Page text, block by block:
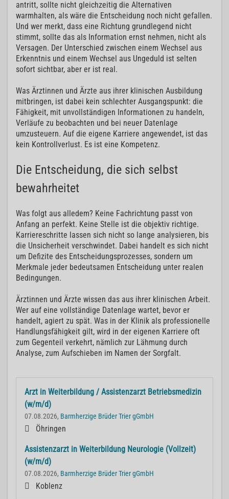
antritt, sollte nicht gleichzeitig die Alternativen
warmhalten, als wäre die Entscheidung noch nicht gefallen.
Und wer merkt, dass eine Richtung grundlegend nicht
stimmt, sollte das als Information ernst nehmen, nicht als
Versagen. Der Unterschied zwischen einem Wechsel aus
Erkenntnis und einem Wechsel aus Ungeduld ist selten
sofort sichtbar, aber er ist real.
Was Ärztinnen und Ärzte aus ihrer klinischen Ausbildung
mitbringen, ist dabei kein schlechter Ausgangspunkt: die
Fähigkeit, mit unvollständigen Informationen zu handeln,
Verläufe zu beobachten und bei neuer Datenlage
umzusteuern. Auf die eigene Karriere angewendet, ist das
kein Kontrollverlust. Es ist eine Kompetenz.
Die Entscheidung, die sich selbst
bewahrheitet
Was folgt aus alledem? Keine Fachrichtung passt von
Anfang an perfekt. Keine Stelle ist die objektiv richtige.
Karriereschritte lassen sich nicht so lange analysieren, bis
die Unsicherheit verschwindet. Dabei handelt es sich nicht
um Defizite des Entscheidungsprozesses, sondern um
Merkmale jeder bedeutsamen Entscheidung unter realen
Bedingungen.
Ärztinnen und Ärzte wissen das aus ihrer klinischen Arbeit.
Wer auf eine vollständige Datenlage wartet, bevor er
handelt, agiert zu spät. Was in der Klinik als professionelle
Handlungsfähigkeit gilt, wird in der eigenen Karriere oft
zum Gegenteil verkehrt, nämlich zur Lähmung durch
Analyse, zum Aufschieben im Namen der Sorgfalt.
Arzt in Weiterbildung / Assistenzarzt Betriebsmedizin
(w/m/d)
07.08.2026, Barmherzige Brüder Trier gGmbH
Öhringen
Assistenzarzt in Weiterbildung Neurologie (Vollzeit)
(w/m/d)
07.08.2026, Barmherzige Brüder Trier gGmbH
Koblenz